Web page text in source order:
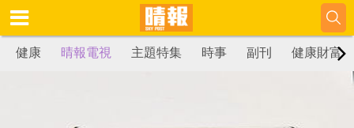
健康 晴報電視 主題特集 時事 副刊 健康財富